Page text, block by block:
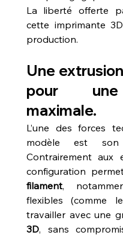
La liberté offerte
cette imprimante
production.
Une
pour une
maximale.
L’une des forces
modèle est
Contrairement aux
configuration
filament,
flexibles (comme
travailler avec une
3D, sans